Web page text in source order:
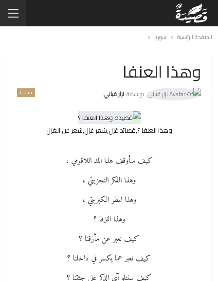
الصفحة الرئيسية سوريا
وهذا العنفا
سوريا بواسطة نزار قباني
وهذا العنفا ؟,قصائد غزل,شعر غزل,شعر عن الغزل
كيف سأوقف هذا المد اللاقومي ،
وهذا الفكر التجزيئي ،
وهذا المطر الكبريتي ،
وهذا النزفا ؟
كيف نعبر عن مأزقنا ؟
كيف نعبر عما يكسر في داخلنا ؟
كيف سنتلو آي الذكر على جثتنا ؟